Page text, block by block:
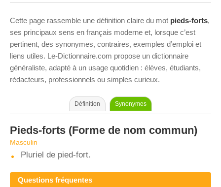
Cette page rassemble une définition claire du mot pieds-forts,
ses principaux sens en français moderne et, lorsque c’est
pertinent, des synonymes, contraires, exemples d’emploi et
liens utiles. Le-Dictionnaire.com propose un dictionnaire
généraliste, adapté à un usage quotidien : élèves, étudiants,
rédacteurs, professionnels ou simples curieux.
Définition Synonymes
Pieds-forts (Forme de nom commun)
Masculin
Pluriel de pied-fort.
Questions fréquentes